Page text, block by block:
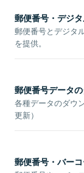
郵便番号・デジ
郵便番号とデジタ
を提供。
郵便番号データ
各種データのダウ
更新）
郵便番号・バー